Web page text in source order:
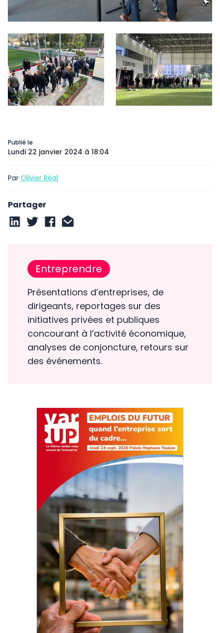
Publié le
Lundi 22 janvier 2024 à 18:04
Par Olivier Réal
Partager
Entreprendre
Présentations d’entreprises, de
dirigeants, reportages sur des
initiatives privées et publiques
concourant à l’activité économique,
analyses de conjoncture, retours sur
des événements.